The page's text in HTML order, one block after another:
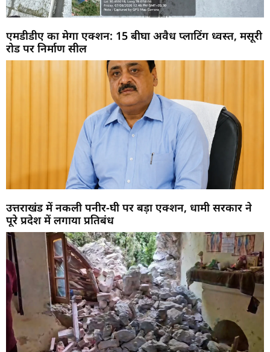
एमडीडीए का मेगा एक्शन: 15 बीघा अवैध प्लाटिंग ध्वस्त, मसूरी
रोड पर निर्माण सील
उत्तराखंड में नकली पनीर-घी पर बड़ा एक्शन, धामी सरकार ने
पूरे प्रदेश में लगाया प्रतिबंध